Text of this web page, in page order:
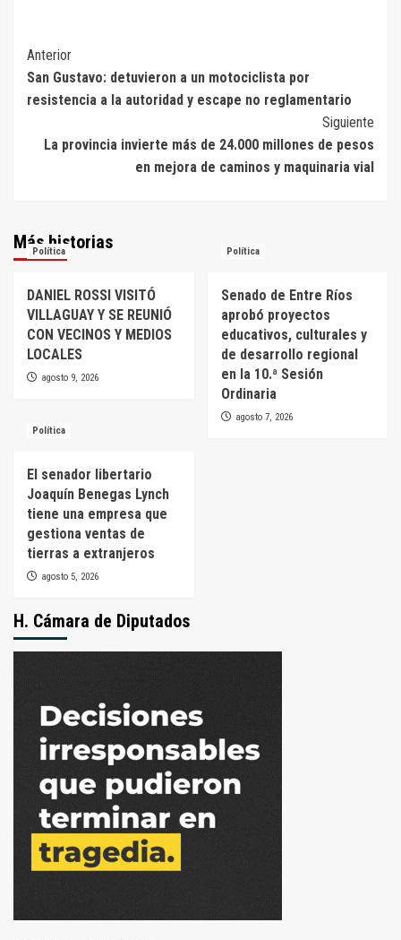
Navegación
de
Anterior
San Gustavo: detuvieron a un motociclista por
resistencia a la autoridad y escape no reglamentario
Siguiente
La provincia invierte más de 24.000 millones de pesos
en mejora de caminos y maquinaria vial
Más historias
Política
DANIEL ROSSI VISITÓ
VILLAGUAY Y SE REUNIÓ
CON VECINOS Y MEDIOS
LOCALES
agosto 9, 2026
Política
Senado de Entre Ríos
aprobó proyectos
educativos, culturales y
de desarrollo regional
en la 10.ª Sesión
Ordinaria
agosto 7, 2026
Política
El senador libertario
Joaquín Benegas Lynch
tiene una empresa que
gestiona ventas de
tierras a extranjeros
agosto 5, 2026
H. Cámara de Diputados